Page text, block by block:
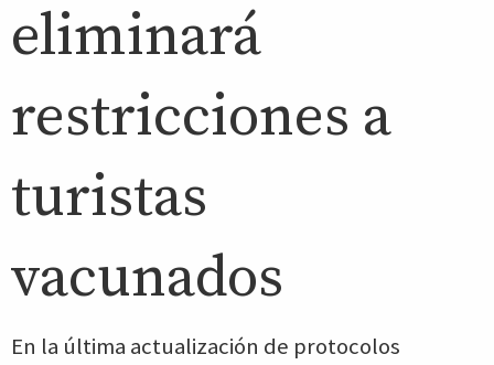
eliminará
restricciones a
turistas
vacunados
En la última actualización de protocolos